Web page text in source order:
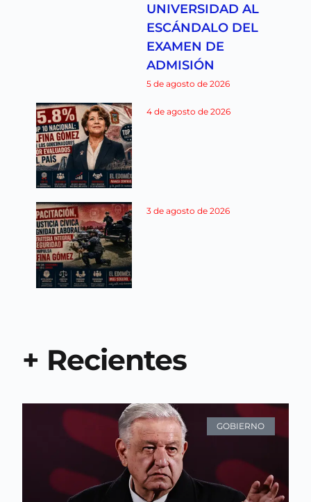
UNIVERSIDAD AL
ESCÁNDALO DEL
EXAMEN DE
ADMISIÓN
5 de agosto de 2026
4 de agosto de 2026
3 de agosto de 2026
+ Recientes
GOBIERNO